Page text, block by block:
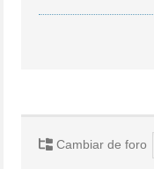
Cambiar de foro